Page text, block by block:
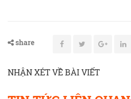
share
NHẬN XÉT VỀ BÀI VIẾT